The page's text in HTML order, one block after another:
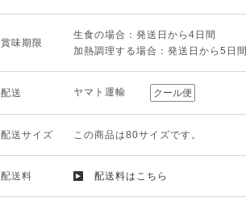
賞味期限
生食の場合：発送日から4日間
加熱調理する場合：発送日から5日間
配送 ヤマト運輸 クール便
配送サイズ この商品は80サイズです。
配送料 配送料はこちら